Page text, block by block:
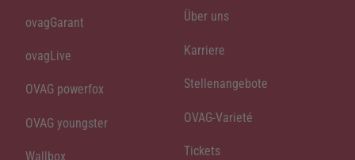
ovagGarant
ovagLive
OVAG powerfox
OVAG youngster
Wallbox
Über uns
Karriere
Stellenangebote
OVAG-Varieté
Tickets